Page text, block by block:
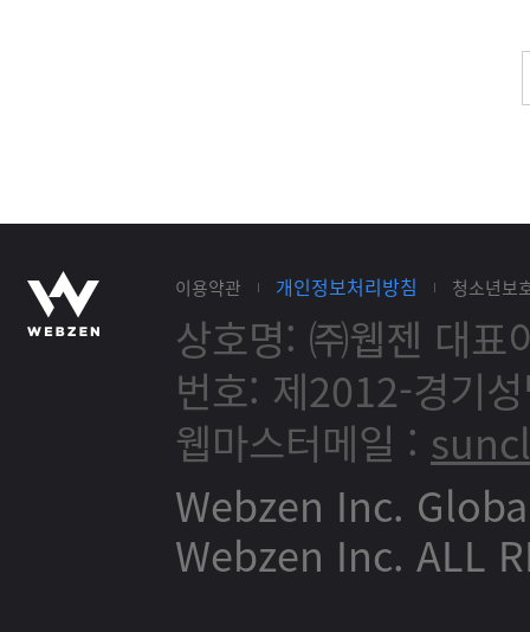
이용약관 개인정보처리방침 청소년보
상호명: ㈜웹젠 대표
번호: 제2012-경기
웹마스터메일 :
Webzen Inc.
Webzen Inc. ALL